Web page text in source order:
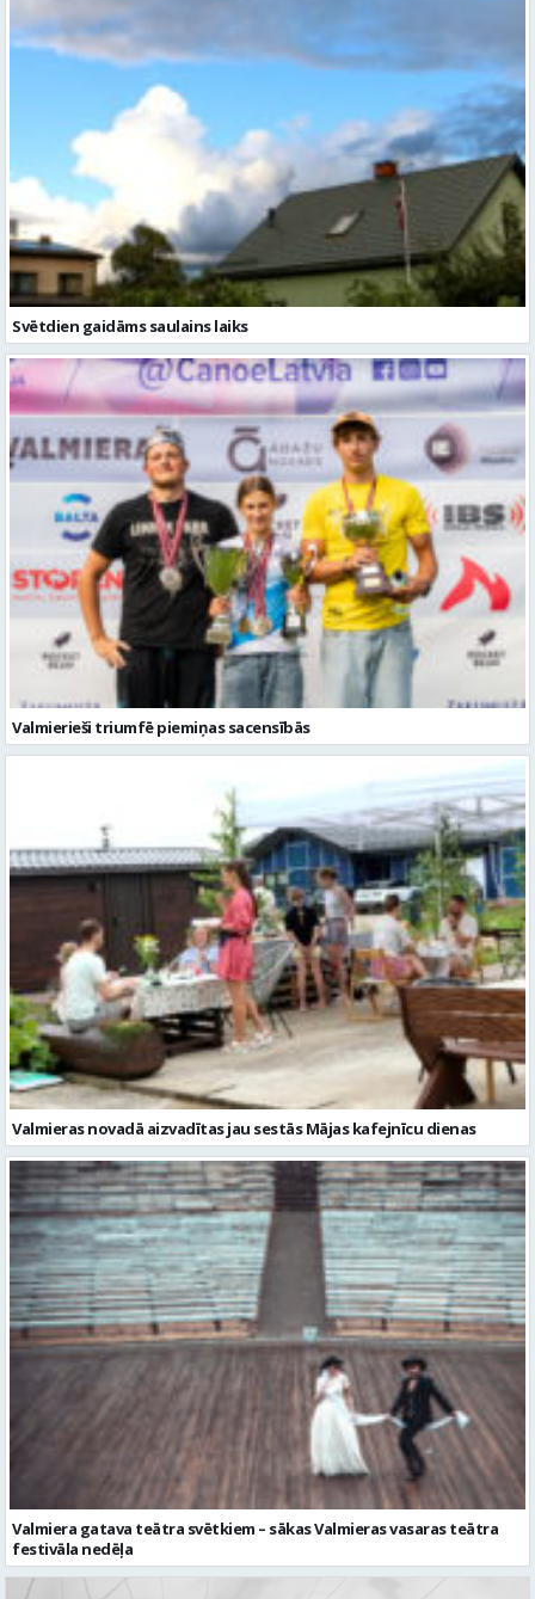
Svētdien gaidāms saulains laiks
Valmierieši triumfē piemiņas sacensībās
Valmieras novadā aizvadītas jau sestās Mājas kafejnīcu dienas
Valmiera gatava teātra svētkiem – sākas Valmieras vasaras teātra
festivāla nedēļa